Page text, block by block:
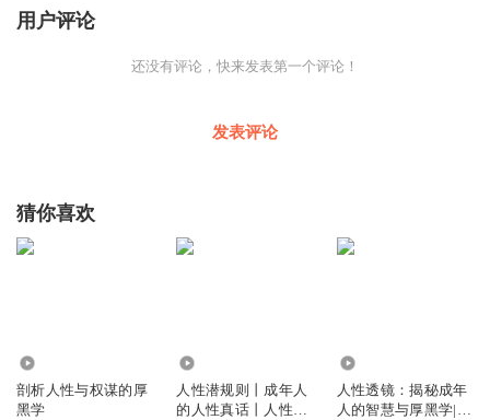
用户评论
还没有评论，快来发表第一个评论！
发表评论
猜你喜欢
剖析人性与权谋的厚
黑学
人性潜规则丨成年人
的人性真话丨人性真
人性透镜：揭秘成年
人的智慧与厚黑学|透